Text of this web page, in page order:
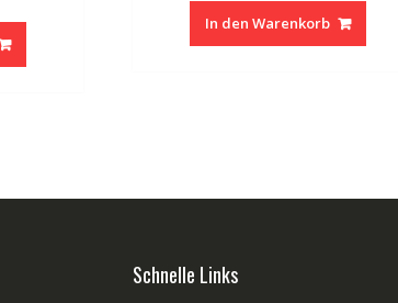
In den Warenkorb
Schnelle Links